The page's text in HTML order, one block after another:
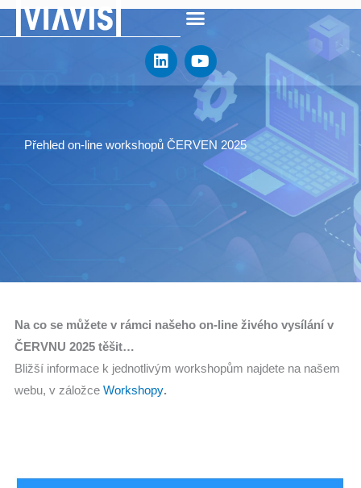
Přeskočit
L
i
n
i
Y
o
u
t
u
e
Přehled on-line workshopů ČERVEN 2025
Na co se můžete v rámci našeho on-line živého vysílání v
ČERVNU 2025 těšit…
Bližší informace k jednotlivým workshopům najdete na našem
webu, v záložce Workshopy.